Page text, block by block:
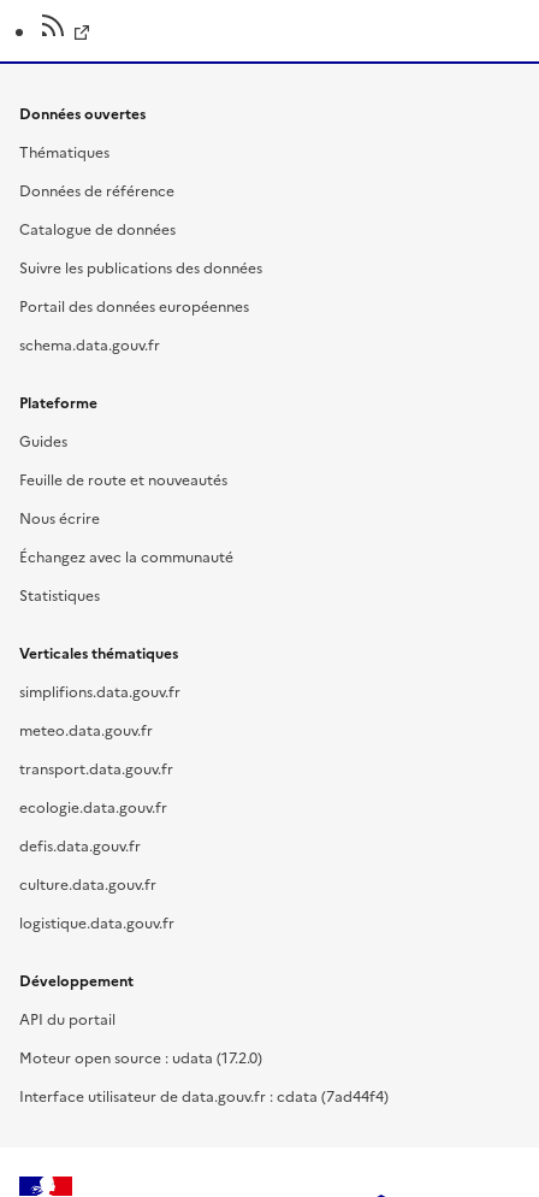
Données ouvertes
Thématiques
Données de référence
Catalogue de données
Suivre les publications des données
Portail des données européennes
schema.data.gouv.fr
Plateforme
Guides
Feuille de route et nouveautés
Nous écrire
Échangez avec la communauté
Statistiques
Verticales thématiques
simplifions.data.gouv.fr
meteo.data.gouv.fr
transport.data.gouv.fr
ecologie.data.gouv.fr
defis.data.gouv.fr
culture.data.gouv.fr
logistique.data.gouv.fr
Développement
API du portail
Moteur open source : udata (17.2.0)
Interface utilisateur de data.gouv.fr : cdata (7ad44f4)